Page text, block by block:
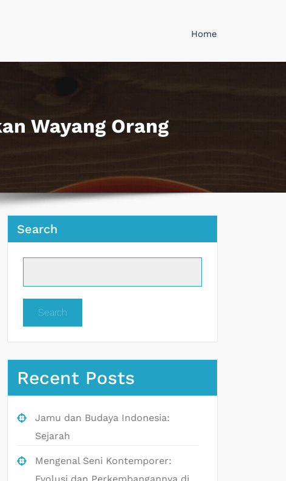
Home
Wayang Orang
Search
Search
Recent Posts
Jamu dan Budaya Indonesia:
Sejarah
Mengenal Seni Kontemporer:
Evolusi dan Perkembangannya di